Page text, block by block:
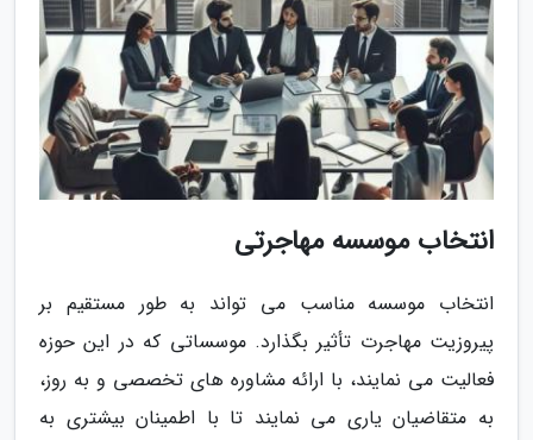
انتخاب موسسه مهاجرتی
انتخاب موسسه مناسب می تواند به طور مستقیم بر
پیروزیت مهاجرت تأثیر بگذارد. موسساتی که در این حوزه
فعالیت می نمایند، با ارائه مشاوره های تخصصی و به روز،
به متقاضیان یاری می نمایند تا با اطمینان بیشتری به